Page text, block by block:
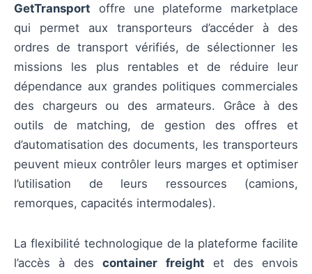
GetTransport offre une plateforme marketplace
qui permet aux transporteurs d’accéder à des
ordres de transport vérifiés, de sélectionner les
missions les plus rentables et de réduire leur
dépendance aux grandes politiques commerciales
des chargeurs ou des armateurs. Grâce à des
outils de matching, de gestion des offres et
d’automatisation des documents, les transporteurs
peuvent mieux contrôler leurs marges et optimiser
l’utilisation de leurs ressources (camions,
remorques, capacités intermodales).
La flexibilité technologique de la plateforme facilite
l’accès à descontainer freight et des envois